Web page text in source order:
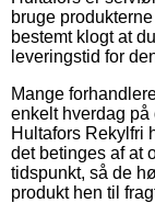
bruge
bestemt klogt at
leveringstid for
Mange
enkelt hverdag på
Hultafors Rekylfri
det betinges af at
tidspunkt, så de
produkt hen til